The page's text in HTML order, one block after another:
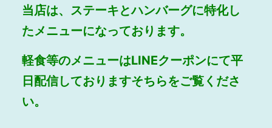
当店は、ステーキとハンバーグに特化し
たメニューになっております。
軽食等のメニューはLINEクーポンにて平
日配信しておりますそちらをご覧くださ
い。